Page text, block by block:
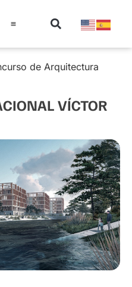
de Arquitectura
VÍCTOR